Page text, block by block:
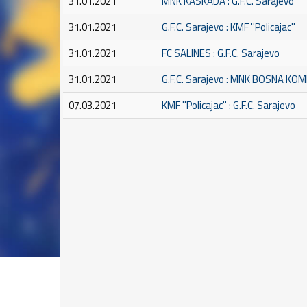
31.01.2021
G.F.C. Sarajevo : KMF ''Policajac''
31.01.2021
FC SALINES : G.F.C. Sarajevo
31.01.2021
G.F.C. Sarajevo : MNK BOSNA
07.03.2021
KMF ''Policajac'' : G.F.C. Sarajevo